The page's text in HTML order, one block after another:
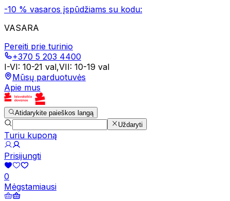
-10 % vasaros įspūdžiams su kodu:
VASARA
Pereiti prie turinio
+370 5 203 4400
I-VI: 10-21 val,VII: 10-19 val
Mūsų parduotuvės
Apie mus
Atidarykite paieškos langą
Uždaryti
Turiu kuponą
Prisijungti
0
Mėgstamiausi